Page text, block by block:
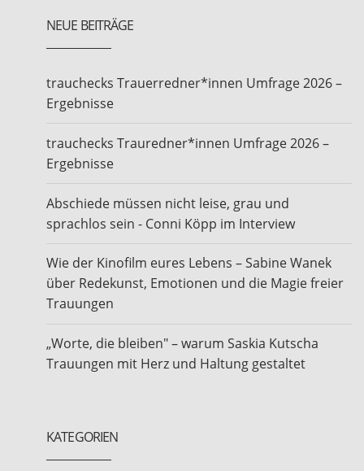
NEUE BEITRÄGE
trauchecks Trauerredner*innen Umfrage 2026 –
Ergebnisse
trauchecks Trauredner*innen Umfrage 2026 –
Ergebnisse
Abschiede müssen nicht leise, grau und
sprachlos sein - Conni Köpp im Interview
Wie der Kinofilm eures Lebens – Sabine Wanek
über Redekunst, Emotionen und die Magie freier
Trauungen
„Worte, die bleiben" – warum Saskia Kutscha
Trauungen mit Herz und Haltung gestaltet
KATEGORIEN